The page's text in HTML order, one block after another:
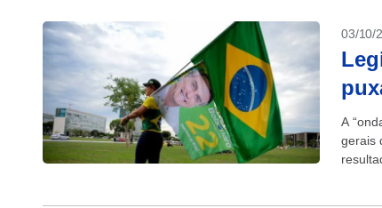
03/10/
A
gerais